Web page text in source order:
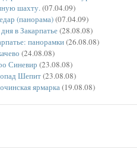
шахту. (07.04.09)
(панорама)(07.04.09)
в Закарпатье(28.08.08)
панорамки(26.08.08)
(24.08.08)
Синевир (23.08.08)
Шепит(23.08.08)
ярмарка (19.08.08)